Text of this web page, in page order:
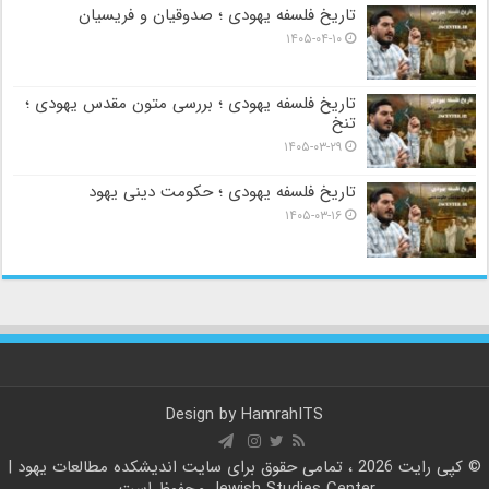
تاریخ فلسفه یهودی ؛ صدوقیان و فریسیان
۱۴۰۵-۰۴-۱۰
تاریخ فلسفه یهودی ؛ بررسی متون مقدس یهودی ؛
تنخ
۱۴۰۵-۰۳-۲۹
تاریخ فلسفه یهودی ؛ حکومت دینی یهود
۱۴۰۵-۰۳-۱۶
Design by HamrahITS
© کپی رایت 2026 ، تمامی حقوق برای سایت
اندیشکده مطالعات یهود |